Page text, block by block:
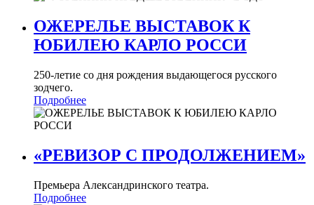
ОЖЕРЕЛЬЕ ВЫСТАВОК К
ЮБИЛЕЮ КАРЛО РОССИ
250-летие со дня рождения выдающегося русского
зодчего.
Подробнее
«РЕВИЗОР С ПРОДОЛЖЕНИЕМ»
Премьера Александринского театра.
Подробнее